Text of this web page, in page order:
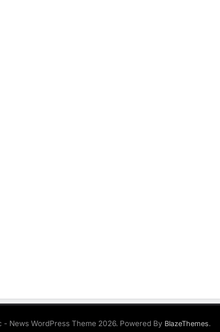
- News WordPress Theme 2026. Powered By BlazeThemes.